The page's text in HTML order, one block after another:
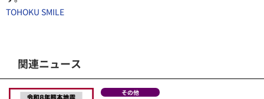
TOHOKU SMILE
関連ニュース
その他